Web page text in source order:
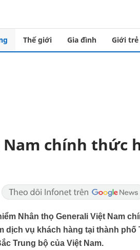
Thế giới Gia đình Giới trẻ
chính thức
Nhân thọ Generali Việt Nam
dịch vụ khách hàng tại thành
Trung bộ của Việt Nam.